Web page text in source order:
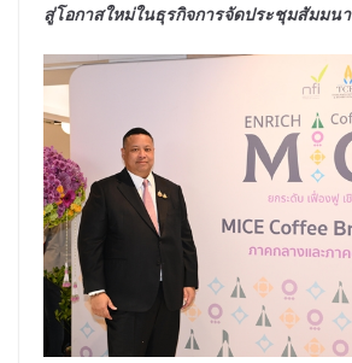
สู่โอกาสใหม่ในธุรกิจการจัดประชุมสัมมนา